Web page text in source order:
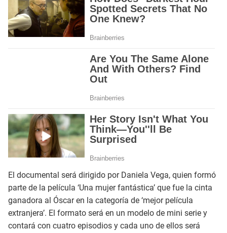
El documental será dirigido por Daniela Vega, quien formó
parte de la película ‘Una mujer fantástica’ que fue la cinta
ganadora al Óscar en la categoría de ‘mejor película
extranjera’. El formato será en un modelo de mini serie y
contará con cuatro episodios y cada uno de ellos será